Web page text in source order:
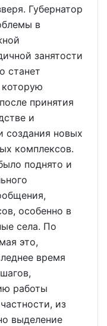
Губернатор
в
занятости
станет
принятия
и
создания новых
комплексов.
поднято и
особенно в
села. По
это,
время
работы
из
выделение